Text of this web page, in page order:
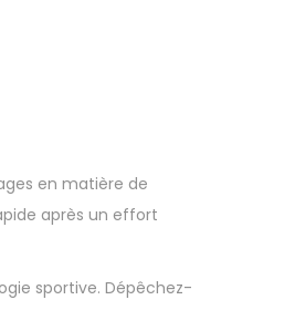
en matière de
après un effort
sportive. Dépêchez-